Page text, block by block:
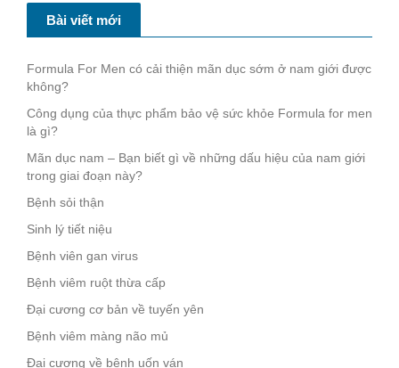
Bài viết mới
Formula For Men có cải thiện mãn dục sớm ở nam giới được
không?
Công dụng của thực phẩm bảo vệ sức khỏe Formula for men
là gì?
Mãn dục nam – Bạn biết gì về những dấu hiệu của nam giới
trong giai đoạn này?
Bệnh sỏi thận
Sinh lý tiết niệu
Bệnh viên gan virus
Bệnh viêm ruột thừa cấp
Đại cương cơ bản về tuyến yên
Bệnh viêm màng não mủ
Đại cương về bệnh uốn ván